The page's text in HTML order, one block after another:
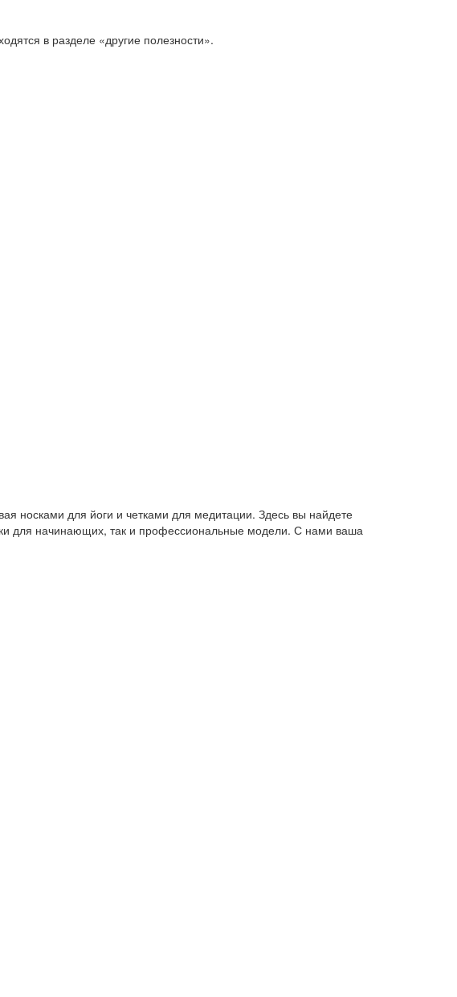
в разделе «другие полезности».
носками для йоги и четками для медитации. Здесь вы найдете
для начинающих, так и профессиональные модели. С нами ваша